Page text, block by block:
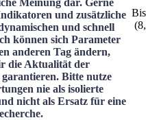
und zusätzliche
und schnell
können sich Parameter
anderen Tag ändern,
die Aktualität der
Bitte nutze
nie als isolierte
nicht als Ersatz für eine
(